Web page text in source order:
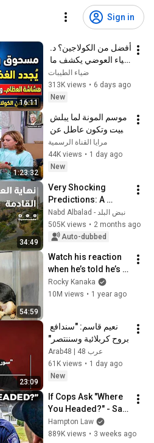
Sign in
16:11
قد يساعد على دعم
الغضاريف وتخفيف آلام
المفاصل والعظام! 🔥
ضياء الطيبات
313K views • 6 days ago
New
1:23:32
العمل هههه ـ مرايا
مرايا القناة الرسمية
44K views • 1 day ago
New
34:49
Very Shocking
Predictions: A
Special Episode
with Dr. Talal Abu-
Ghazaleh: 2027 Is a
Nabd Albalad - نبض البلد
505K views • 2 months ago
Auto-dubbed
54:59
Watch his reaction
when he’s told he’s a
GOOD BOY for the
first time 🥹
Rocky Kanaka
10M views • 1 year ago
23:09
بروح كربلائية وسننتصر"
عرب 48 | Arab48
61K views • 1 day ago
New
If Cops Ask "Where
You Headed?" - Say
THIS (Simple
Phrase)
Hampton Law
889K views • 3 weeks ago